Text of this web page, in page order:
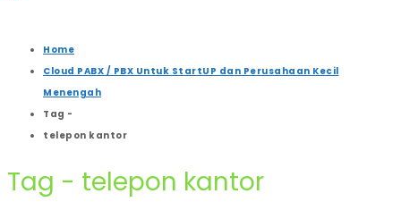
Home
Cloud PABX / PBX Untuk StartUP dan Perusahaan Kecil
Menengah
Tag -
telepon kantor
Tag - telepon kantor